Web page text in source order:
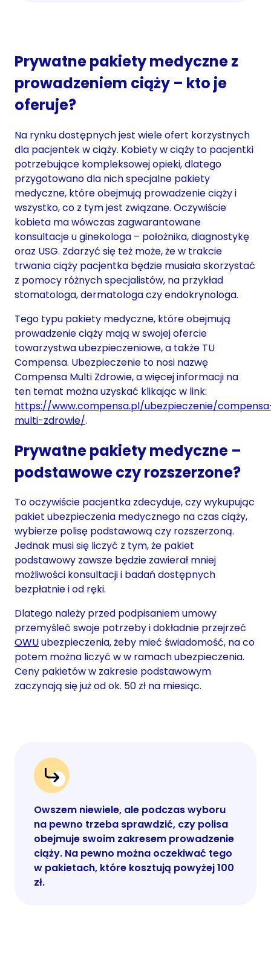
Prywatne pakiety medyczne z
prowadzeniem ciąży – kto je
oferuje?
Na rynku dostępnych jest wiele ofert korzystnych
dla pacjentek w ciąży. Kobiety w ciąży to pacjentki
potrzebujące kompleksowej opieki, dlatego
przygotowano dla nich specjalne pakiety
medyczne, które obejmują prowadzenie ciąży i
wszystko, co z tym jest związane. Oczywiście
kobieta ma wówczas zagwarantowane
konsultacje u ginekologa – położnika, diagnostykę
oraz USG. Zdarzyć się też może, że w trakcie
trwania ciąży pacjentka będzie musiała skorzystać
z pomocy różnych specjalistów, na przykład
stomatologa, dermatologa czy endokrynologa.
Tego typu pakiety medyczne, które obejmują
prowadzenie ciąży mają w swojej ofercie
towarzystwa ubezpieczeniowe, a także TU
Compensa. Ubezpieczenie to nosi nazwę
Compensa Multi Zdrowie, a więcej informacji na
ten temat można uzyskać klikając w link:
https://www.compensa.pl/ubezpieczenie/
multi-zdrowie/.
Prywatne pakiety medyczne –
podstawowe czy rozszerzone?
To oczywiście pacjentka zdecyduje, czy wykupując
pakiet ubezpieczenia medycznego na czas ciąży,
wybierze polisę podstawową czy rozszerzoną.
Jednak musi się liczyć z tym, że pakiet
podstawowy zawsze będzie zawierał mniej
możliwości konsultacji i badań dostępnych
bezpłatnie i od ręki.
Dlatego należy przed podpisaniem umowy
przemyśleć swoje potrzeby i dokładnie przejrzeć
OWUubezpieczenia, żeby mieć świadomość, na co
potem można liczyć w w ramach ubezpieczenia.
Ceny pakietów w zakresie podstawowym
zaczynają się już od ok. 50 zł na miesiąc.
Owszem niewiele, ale podczas wyboru
na pewno trzeba sprawdzić, czy polisa
obejmuje swoim zakresem prowadzenie
ciąży. Na pewno można oczekiwać tego
w pakietach, które kosztują powyżej 100
zł.